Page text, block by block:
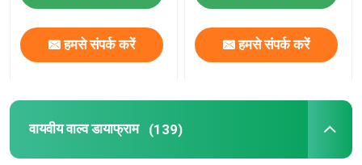
हमसे संपर्क करें हमसे संपर्क करें
वायवीय वाल्व डायाफ्राम (139)